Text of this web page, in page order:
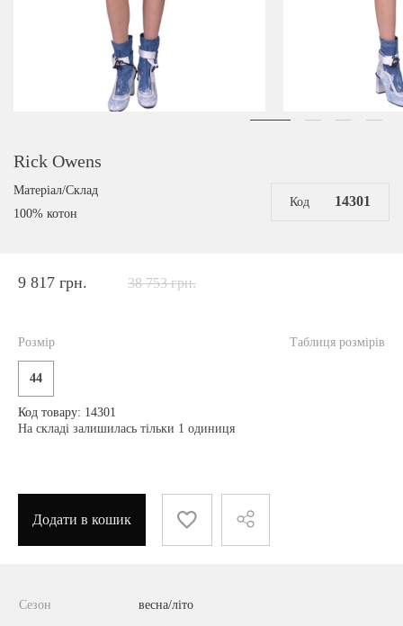
Rick Owens
Матеріал/Склад
100% котон
Код 14301
9 817 грн. 38 753 грн.
Таблиця розмірів
Розмір
44
Код товару: 14301
На складі залишилась тільки 1 одиниця
Додати в кошик
Сезон весна/літо